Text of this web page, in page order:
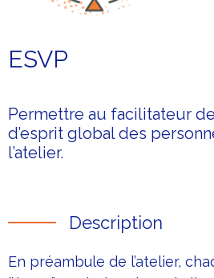
ESVP
Permettre au facilitateur
d’esprit global des
l’atelier.
Description
En préambule de l’atelier,